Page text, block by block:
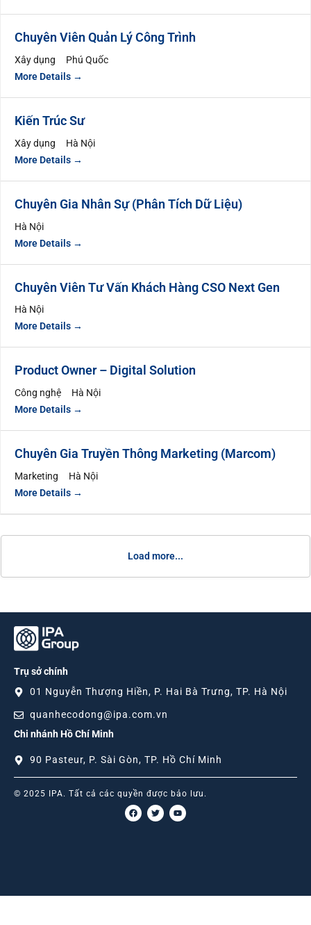
Chuyên Viên Quản Lý Công Trình
Xây dụng
Phú Quốc
More Details
Kiến Trúc Sư
Xây dụng
Hà Nội
More Details
Chuyên Gia Nhân Sự (Phân Tích Dữ Liệu)
Hà Nội
More Details
Chuyên Viên Tư Vấn Khách Hàng CSO Next Gen
Hà Nội
More Details
Product Owner – Digital Solution
Công nghệ
Hà Nội
More Details
Chuyên Gia Truyền Thông Marketing (Marcom)
Marketing
Hà Nội
More Details
Load more...
Trụ sở chính
01 Nguyễn Thượng Hiền, P. Hai Bà Trưng, TP. Hà Nội
quanhecodong@ipa.com.vn
Chi nhánh Hồ Chí Minh
90 Pasteur, P. Sài Gòn, TP. Hồ Chí Minh
© 2025 IPA. Tất cả các quyền được bảo lưu.